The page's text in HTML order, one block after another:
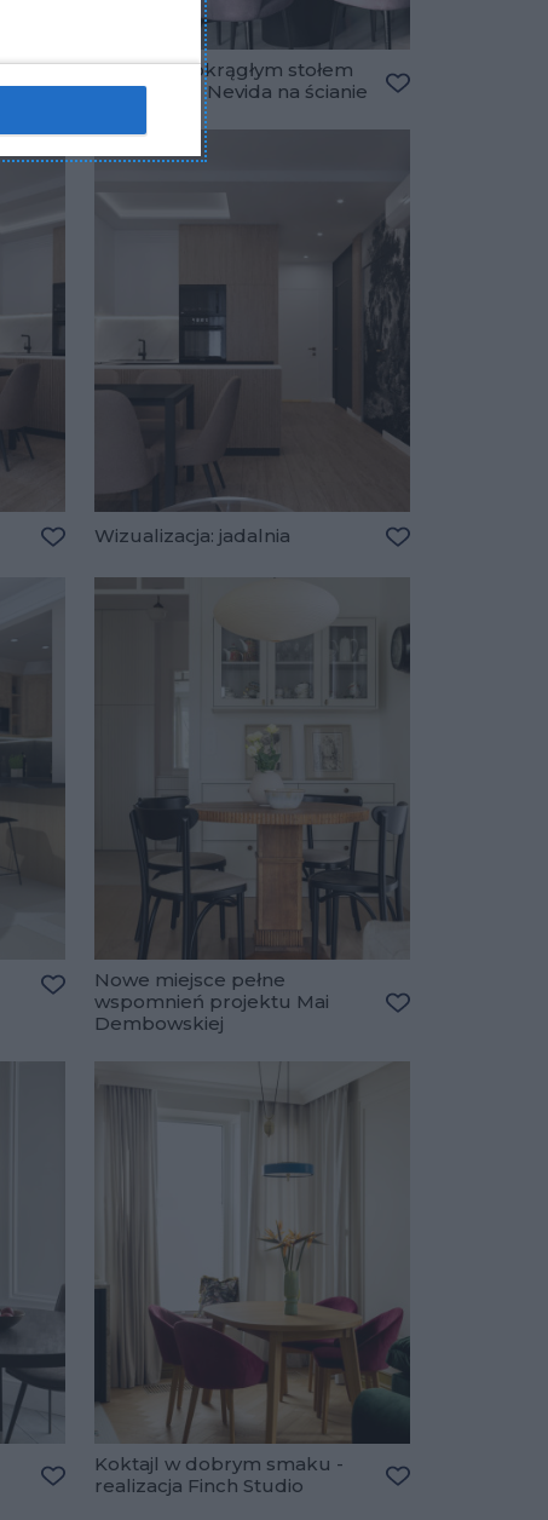
Dodaj do ulubionych
Jadalnia z okrągłym stołem
oraz tapetą Nevida na ścianie
Wizualizacja: jadalnia
Dodaj do ulubionych
Nowe miejsce pełne
wspomnień projektu Mai
Dembowskiej
Dodaj do ulubionych
Koktajl w dobrym smaku -
realizacja Finch Studio